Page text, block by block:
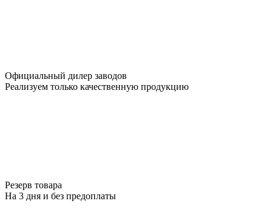
Официальный дилер заводов
Реализуем только качественную продукцию
Резерв товара
На 3 дня и без предоплаты